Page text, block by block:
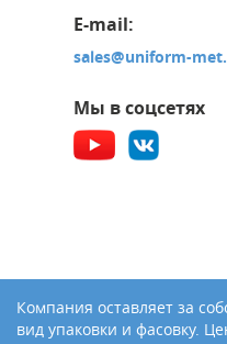
E-mail:
sales@uniform-
Мы в соцсетях
Компания оставляет за
вид упаковки и фасовку.